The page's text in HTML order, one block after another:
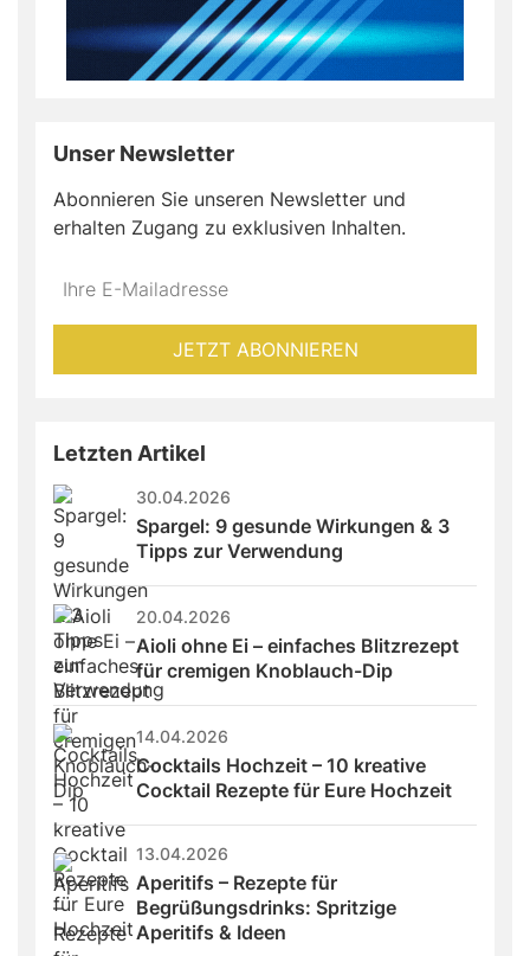
Unser Newsletter
Abonnieren Sie unseren Newsletter und
erhalten Zugang zu exklusiven Inhalten.
Do
*Ihre
JETZT ABONNIEREN
Letzten Artikel
30.04.2026
Spargel: 9 gesunde Wirkungen & 3
Tipps zur Verwendung
20.04.2026
Aioli ohne Ei – einfaches Blitzrezept
für cremigen Knoblauch-Dip
14.04.2026
Cocktails Hochzeit – 10 kreative
Cocktail Rezepte für Eure Hochzeit
13.04.2026
Aperitifs – Rezepte für
Begrüßungsdrinks: Spritzige
Aperitifs & Ideen